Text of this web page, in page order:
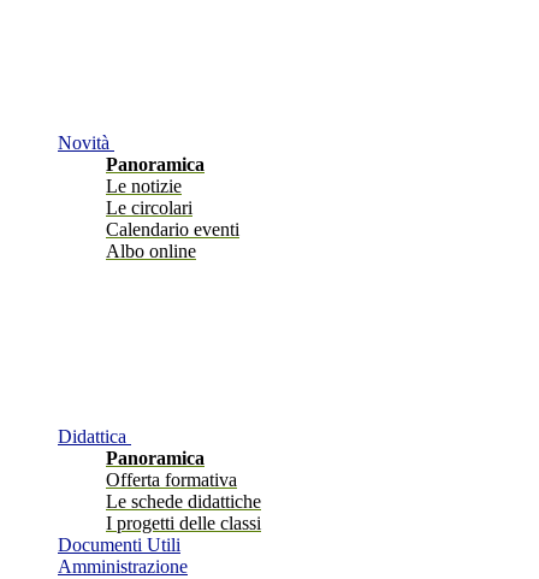
Novità
Panoramica
Le notizie
Le circolari
Calendario eventi
Albo online
Didattica
Panoramica
Offerta formativa
Le schede didattiche
I progetti delle classi
Documenti Utili
Amministrazione